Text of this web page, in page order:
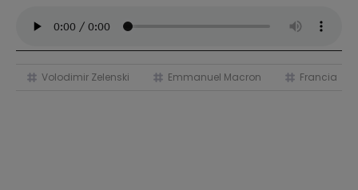
Volodimir Zelenski Emmanuel Macron Francia